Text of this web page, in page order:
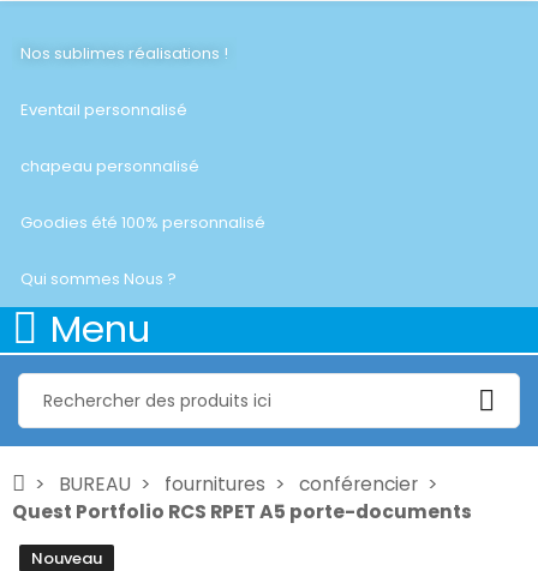
Nos sublimes réalisations !
Eventail personnalisé
chapeau personnalisé
Goodies été 100% personnalisé
Qui sommes Nous ?
Menu
BUREAU fournitures
conférencier
Quest Portfolio RCS RPET A5 porte-documents
Nouveau